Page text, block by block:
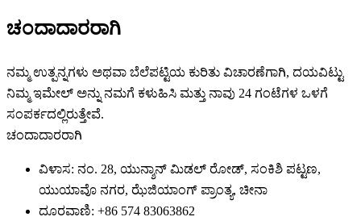
ಚಂದಾದಾರರಾಗಿ
ನಮ್ಮ ಉತ್ಪನ್ನಗಳು ಅಥವಾ ಬೆಲೆಪಟ್ಟಿಯ ಕುರಿತು ವಿಚಾರಣೆಗಾಗಿ, ದಯವಿಟ್ಟು
ನಿಮ್ಮ ಇಮೇಲ್ ಅನ್ನು ನಮಗೆ ಕಳುಹಿಸಿ ಮತ್ತು ನಾವು 24 ಗಂಟೆಗಳ ಒಳಗೆ
ಸಂಪರ್ಕದಲ್ಲಿರುತ್ತೇವೆ.
ಚಂದಾದಾರರಾಗಿ
ವಿಳಾಸ: ನಂ. 28, ಯುನ್ಶಾನ್ ಮಿಡಲ್ ರೋಡ್, ಸಂಕಿಶಿ ಪಟ್ಟಣ,
ಯುಯಾವೊ ನಗರ, ಝೆಜಿಯಾಂಗ್ ಪ್ರಾಂತ್ಯ, ಚೀನಾ
ದೂರವಾಣಿ: +86 574 83063862